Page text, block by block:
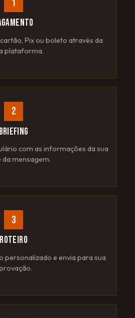
1
Pix ou boleto através da
plataforma.
2
BRIEFING
com as informações da sua
da mensagem.
3
ROTEIRO
personalizado e envia para sua